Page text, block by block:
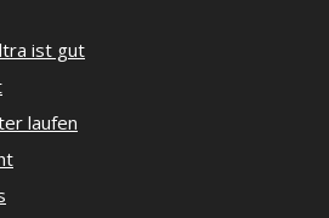
ist gut
laufen